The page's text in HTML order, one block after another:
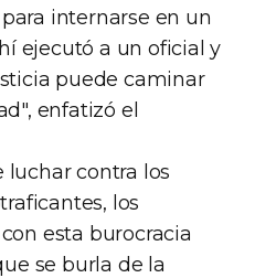
internarse en un
ejecutó a un oficial y
puede caminar
enfatizó el
luchar contra los
los
esta burocracia
se burla de la